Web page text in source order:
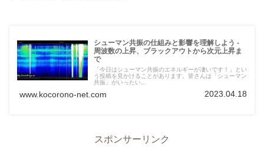
シューマン共振の仕組みと影響を理解しよう -
周波数の上昇、ブラックアウトから次元上昇ま
で
「今日はシューマン共振のエネルギーが凄いです！」とい
う投稿を見かけることがあります。皆さんは「シューマン
共振」がいったい...
www.kocorono-net.com 2023.04.18
スポンサーリンク